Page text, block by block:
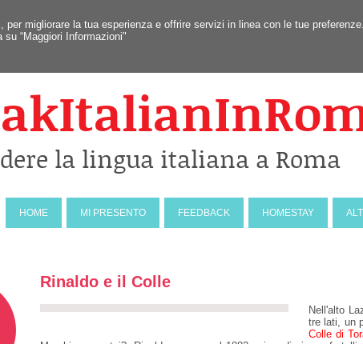
migliorare la tua esperienza e offrire servizi in linea con le tue
“Maggiori Informazioni"
la lingua italiana a Roma
HOMESTAY
FEEDBACK
MI PRESENTO
HOME
Rinaldo e il Colle
Nell'alto
tre lati, un
Colle di